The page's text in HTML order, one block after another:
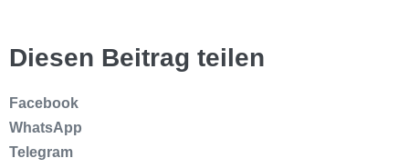
Diesen Beitrag teilen
Facebook
WhatsApp
Telegram